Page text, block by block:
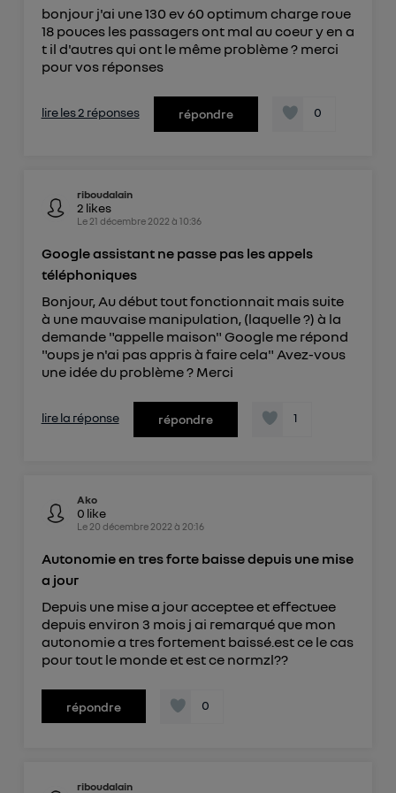
bonjour j'ai une 130 ev 60 optimum charge roue
18 pouces les passagers ont mal au coeur y en a
t il d'autres qui ont le même problème ? merci
pour vos réponses
lire les 2 réponses répondre 0
riboudalain
2 likes
Le 21 décembre 2022 à 10:36
Google assistant ne passe pas les appels
téléphoniques
Bonjour, Au début tout fonctionnait mais suite
à une mauvaise manipulation, (laquelle ?) à la
demande "appelle maison" Google me répond
"oups je n'ai pas appris à faire cela" Avez-vous
une idée du problème ? Merci
lire la réponse répondre 1
Ako
0 like
Le 20 décembre 2022 à 20:16
Autonomie en tres forte baisse depuis une mise
a jour
Depuis une mise a jour acceptee et effectuee
depuis environ 3 mois j ai remarqué que mon
autonomie a tres fortement baissé.est ce le cas
pour tout le monde et est ce normzl??
répondre 0
riboudalain
de votre contrat internet (ex : votre numéro de
téléphone).
L'identifiant est associé à votre connexion
internet. Ainsi, toutes les personnes utilisant la
même connexion et ayant consenties se verront
attribuer le même identifiant. En général :
connexion foyer(ex : Wi-Fi), la personnalisation sera basée
Vous pouvez à tout moment retirer ce
consentement surle portail d’Utiq
") ou via la page « gérer Utiq » en bas de ce site.
Pour plus d'informations, veuillez consulter
personnelles d'Utiq.